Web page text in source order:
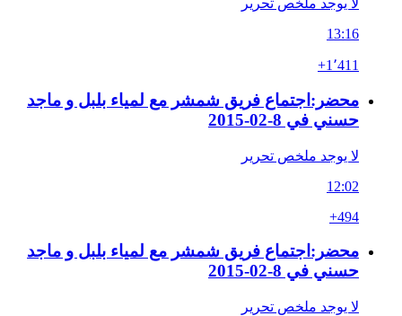
لا يوجد ملخص تحرير
13:16
+1٬411
محضر:اجتماع فريق شمشر مع لمياء بلبل و ماجد
حسني في 8-02-2015
لا يوجد ملخص تحرير
12:02
+494
محضر:اجتماع فريق شمشر مع لمياء بلبل و ماجد
حسني في 8-02-2015
لا يوجد ملخص تحرير